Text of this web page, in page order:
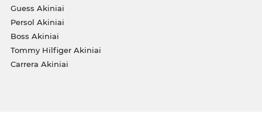
Guess Akiniai
Persol Akiniai
Boss Akiniai
Tommy Hilfiger Akiniai
Carrera Akiniai